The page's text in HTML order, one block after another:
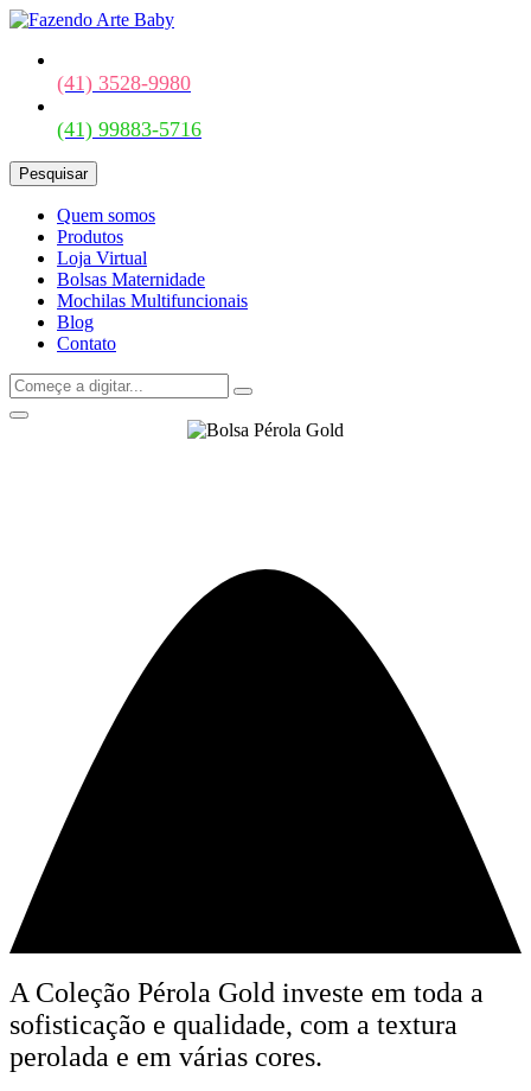
(41) 3528-9980
(41) 99883-5716
Pesquisar
Quem somos
Produtos
Loja Virtual
Bolsas Maternidade
Mochilas Multifuncionais
Blog
Contato
A Coleção Pérola Gold investe em toda a
sofisticação e qualidade, com a textura
perolada e em várias cores.